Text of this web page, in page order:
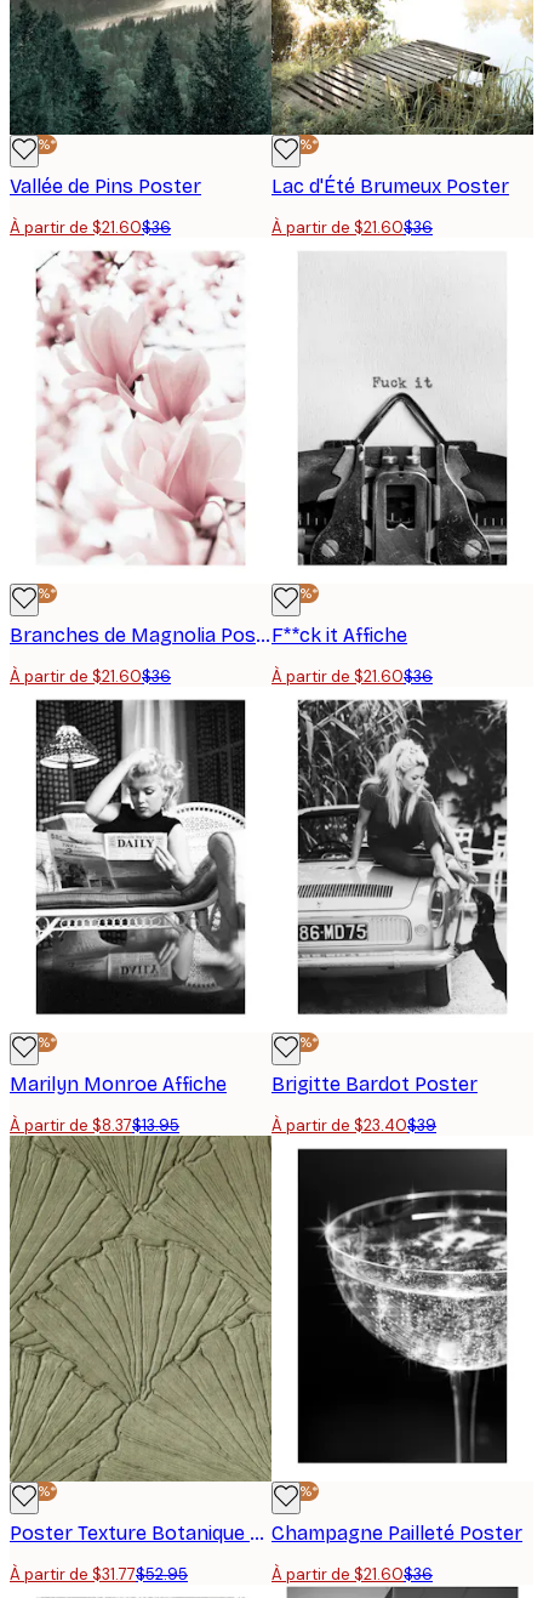
-40%*
Vallée de Pins Poster
À partir de $21.60$36
-40%*
Lac d'Été Brumeux Poster
À partir de $21.60$36
-40%*
Branches de Magnolia Poster
À partir de $21.60$36
-40%*
F**ck it Affiche
À partir de $21.60$36
-40%*
Marilyn Monroe Affiche
À partir de $8.37$13.95
-40%*
Brigitte Bardot Poster
À partir de $23.40$39
-40%*
Poster Texture Botanique Vert
À partir de $31.77$52.95
-40%*
Champagne Pailleté Poster
À partir de $21.60$36